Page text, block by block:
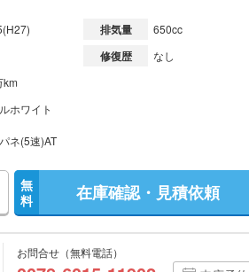
(H27) 排気量 650cc
修復歴 なし
km
ホワイト
ネ(5速)AT
無
料
在庫確認・見積依頼
お問合せ（無料電話）